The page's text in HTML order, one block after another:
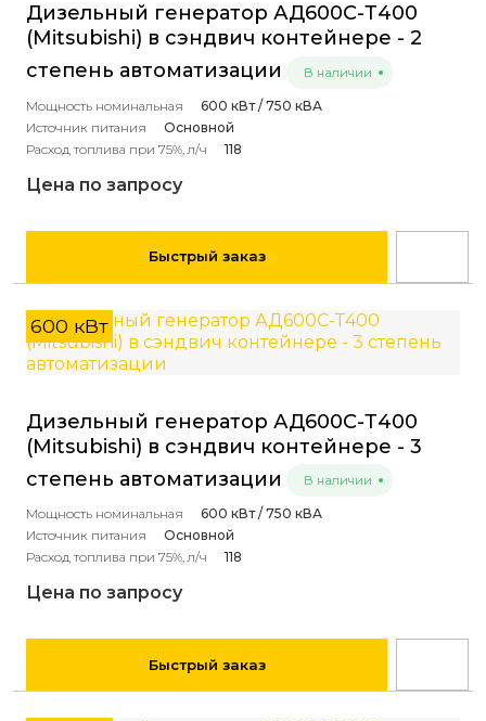
Дизельный генератор АД600С-Т400
(Mitsubishi) в сэндвич контейнере - 2
степень автоматизации
В наличии
Мощность номинальная
600 кВт / 750 кВА
Источник питания
Основной
Расход топлива при 75%, л/ч
118
Цена по запросу
Быстрый заказ
600 кВт
Дизельный генератор АД600С-Т400
(Mitsubishi) в сэндвич контейнере - 3
степень автоматизации
В наличии
Мощность номинальная
600 кВт / 750 кВА
Источник питания
Основной
Расход топлива при 75%, л/ч
118
Цена по запросу
Быстрый заказ